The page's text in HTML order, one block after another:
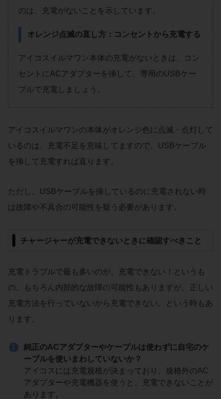
のは、充電がないことを示しています。
オレンジ点滅の直し方：コンセントから充電する
アイコスイルマワン本体の充電がないときは、コン
セントにACアダプターを挿して、専用のUSBケー
ブルで充電しましょう。
アイコスイルマワンの本体がオレンジ色に点滅・点灯して
いるのは、充電不足を意味してますので、USBケーブル
を挿して充電すれば直ります。
ただし、USBケーブルを挿しているのに充電されない時
は故障や不具合の可能性を疑う必要があります。
チャージャーが充電できないときに確認すべきこと
充電トラブルで最も多いのが、充電できない！というも
の。もちろん内部的な故障の可能性もありますが、正しい
充電方法を行っていないから充電できない、という時もあ
ります。
純正のACアダプターやケーブルは使わずに自宅のケ
ーブルを使いまわしていないか？
アイコスには充電規格が決まっており、規格外のAC
アダプターや充電機器を使うと、充電できないことが
あります。